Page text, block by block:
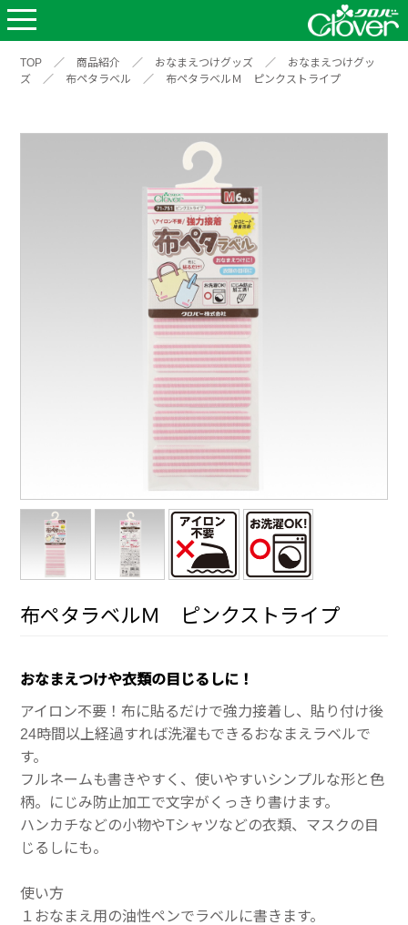
TOP ／ 商品紹介 ／ おなまえつけグッズ ／
おなまえつけグッ
ズ
／ 布ペタラベル ／ 布ペタラベルＭ ピンクストライプ
布ペタラベルＭ ピンクストライプ
おなまえつけや衣類の目じるしに！
アイロン不要！布に貼るだけで強力接着し、貼り付け後
24時間以上経過すれば洗濯もできるおなまえラベルで
す。
フルネームも書きやすく、使いやすいシンプルな形と色
柄。にじみ防止加工で文字がくっきり書けます。
ハンカチなどの小物やTシャツなどの衣類、マスクの目
じるしにも。
使い方
１おなまえ用の油性ペンでラベルに書きます。